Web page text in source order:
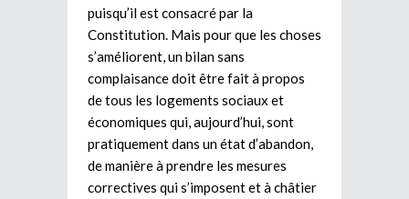
puisqu’il est consacré par la
Constitution. Mais pour que les choses
s’améliorent, un bilan sans
complaisance doit être fait à propos
de tous les logements sociaux et
économiques qui, aujourd’hui, sont
pratiquement dans un état d’abandon,
de manière à prendre les mesures
correctives qui s’imposent et à châtier